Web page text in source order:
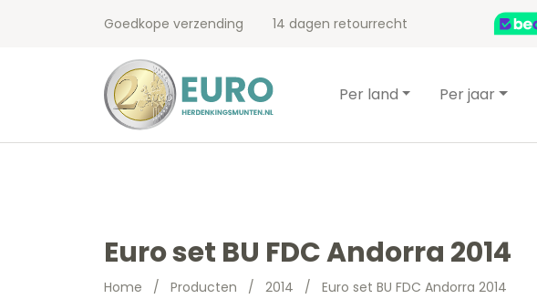
Goedkope verzending 14 dagen retourrecht
Per land Per jaar
Euro set BU FDC Andorra 2014
Home / Producten / 2014 / Euro set BU FDC Andorra 2014